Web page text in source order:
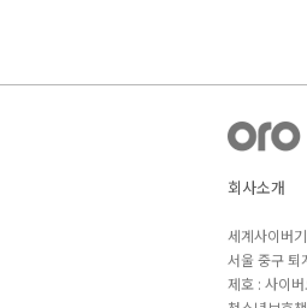
회사소개
세계사이버
서울 중구
제호 : 사이